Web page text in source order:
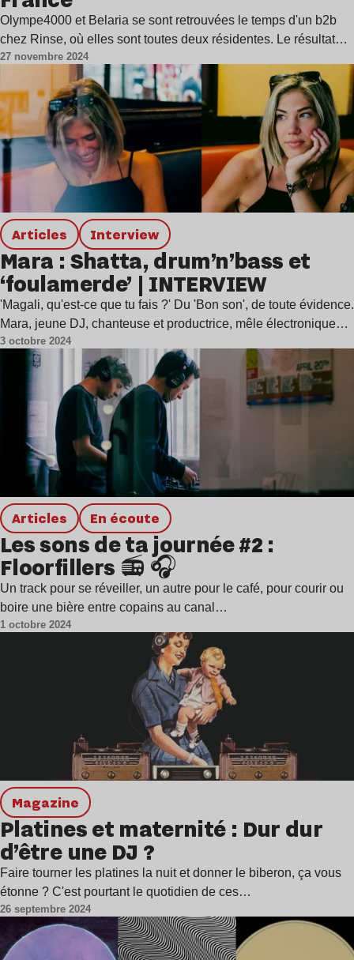
Olympe4000 et Belaria se sont retrouvées le temps d'un b2b
chez Rinse, où elles sont toutes deux résidentes. Le résultat…
27 novembre 2024
Articles interview
Mara : Shatta, drum’n’bass et
‘foulamerde’ | INTERVIEW
'Magali, qu'est-ce que tu fais ?' Du 'Bon son', de toute évidence.
Mara, jeune DJ, chanteuse et productrice, mêle électronique…
3 octobre 2024
Articles en écoute
Les sons de ta journée #2 :
Floorfillers 📻 🎧
Un track pour se réveiller, un autre pour le café, pour courir ou
boire une bière entre copains au canal…
1 octobre 2024
magazine
Platines et maternité : Dur dur
d’être une DJ ?
Faire tourner les platines la nuit et donner le biberon, ça vous
étonne ? C'est pourtant le quotidien de ces…
26 septembre 2024